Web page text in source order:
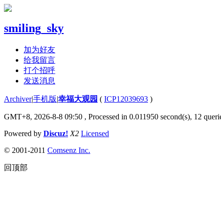
smiling_sky
加为好友
给我留言
打个招呼
发送消息
Archiver|手机版|幸福大观园 ( ICP12039693 )
GMT+8, 2026-8-8 09:50 , Processed in 0.011950 second(s), 12
Powered by Discuz! X2 Licensed
© 2001-2011 Comsenz Inc.
回顶部